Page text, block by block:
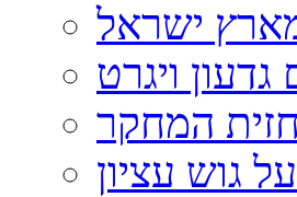
ישראל
ויגרט
המחקר
גוש עציון